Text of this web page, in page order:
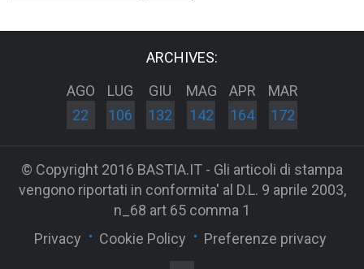
ARCHIVES:
AGO
22
LUG
106
GIU
132
MAG
142
APR
164
MAR
172
© Copyright 2016 BASTIA.IT - Gli articoli di stampa
vengono riportati in conformita' al D.L. 9 aprile 2003,
n_68 art 65 comma 1
Privacy
Cookie Policy Preferenze privacy